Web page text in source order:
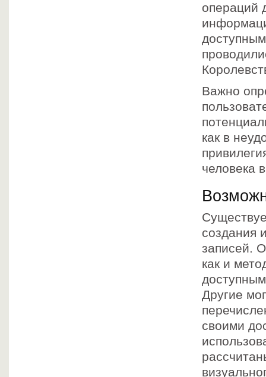
операций
Важно
как в
человека
создания
записей.
как и
Другие
своими